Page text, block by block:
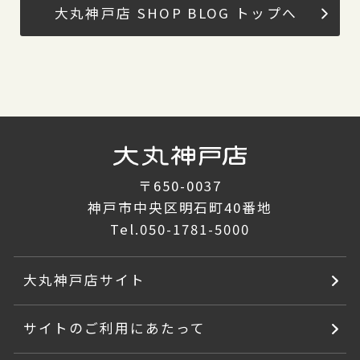
大丸神戸店 SHOP BLOG トップへ
〒650-0037
神戸市中央区明石町40番地
Tel.050-1781-5000
大丸神戸店サイト
サイトのご利用にあたって